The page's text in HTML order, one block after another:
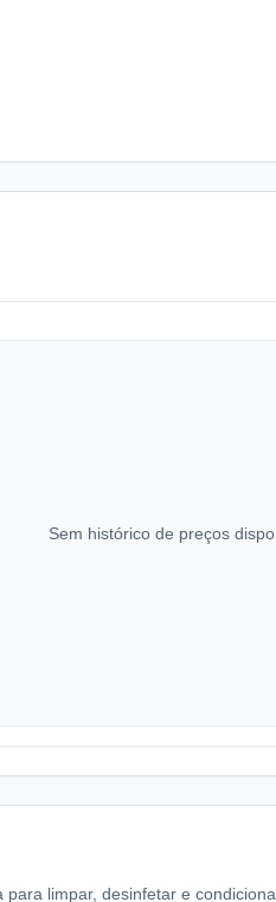
Sem histórico de preços
limpar, desinfetar e